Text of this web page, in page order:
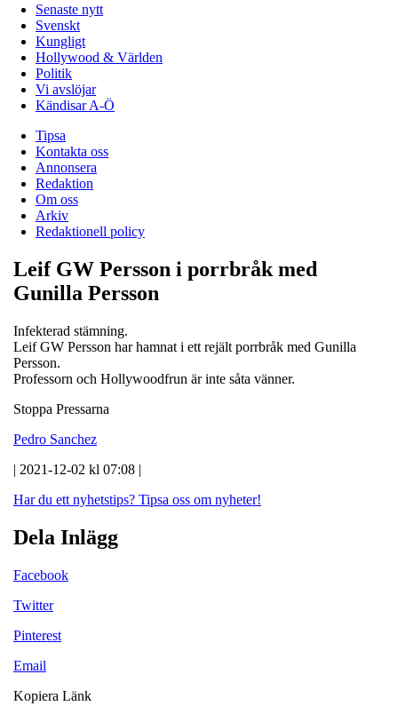
Senaste nytt
Svenskt
Kungligt
Hollywood & Världen
Politik
Vi avslöjar
Kändisar A-Ö
Tipsa
Kontakta oss
Annonsera
Redaktion
Om oss
Arkiv
Redaktionell policy
Leif GW Persson i porrbråk med
Gunilla Persson
Infekterad stämning.
Leif GW Persson har hamnat i ett rejält porrbråk med Gunilla
Persson.
Professorn och Hollywoodfrun är inte såta vänner.
Stoppa Pressarna
Pedro Sanchez
| 2021-12-02 kl 07:08 |
Har du ett nyhetstips? Tipsa oss om nyheter!
Dela Inlägg
Facebook
Twitter
Pinterest
Email
Kopiera Länk